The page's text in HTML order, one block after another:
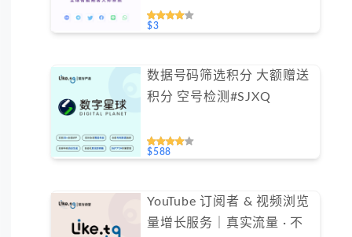
$3
数据号码筛选积分 大额赠送
积分 空号检测#SJXQ
$588
YouTube 订阅者 & 视频浏览
量增长服务｜真实流量 · 不